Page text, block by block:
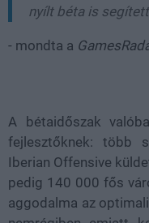
nyílt béta is
- mondta a
A bétaidőszak
fejlesztőknek: több
Iberian Offensive
pedig 140 000 fős
aggodalma az